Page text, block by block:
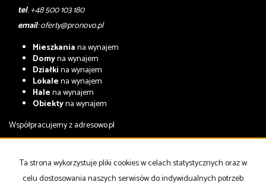
tel. +48 500 103 180
email:oferty@pronovo.pl
Mieszkaniana wynajem
Domyna wynajem
Działkina wynajem
Lokalena wynajem
Halena wynajem
Obiektyna wynajem
Współpracujemy zadresowo.pl
Domyna sprzedaż
Działkina sprzedaż
Lokalena sprzedaż
Ta strona wykorzystuje pliki cookies w celach statystycznych oraz w
celu dostosowania naszych serwisów do indywidualnych potrzeb